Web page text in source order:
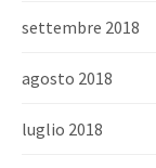
settembre 2018
agosto 2018
luglio 2018